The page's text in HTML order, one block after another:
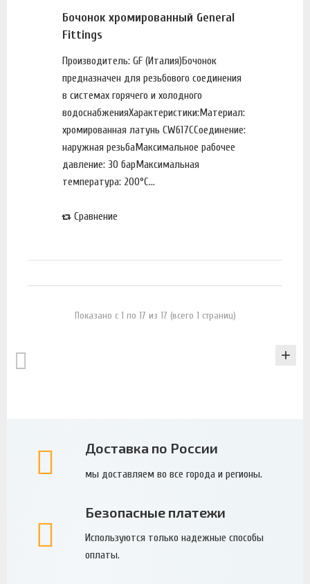
Бочонок хромированный General
Fittings
Производитель: GF (Италия)Бочонок
предназначен для резьбового соединения
в системах горячего и холодного
водоснабженияХарактеристики:Материал:
хромированная латунь CW617ССоединение:
наружная резьбаМаксимальное рабочее
давление: 30 барМаксимальная
температура: 200°С...
Сравнение
Показано с 1 по 17 из 17 (всего 1 страниц)
Доставка по России
мы доставляем во все города и регионы.
Безопасные платежи
Используются только надежные способы
оплаты.